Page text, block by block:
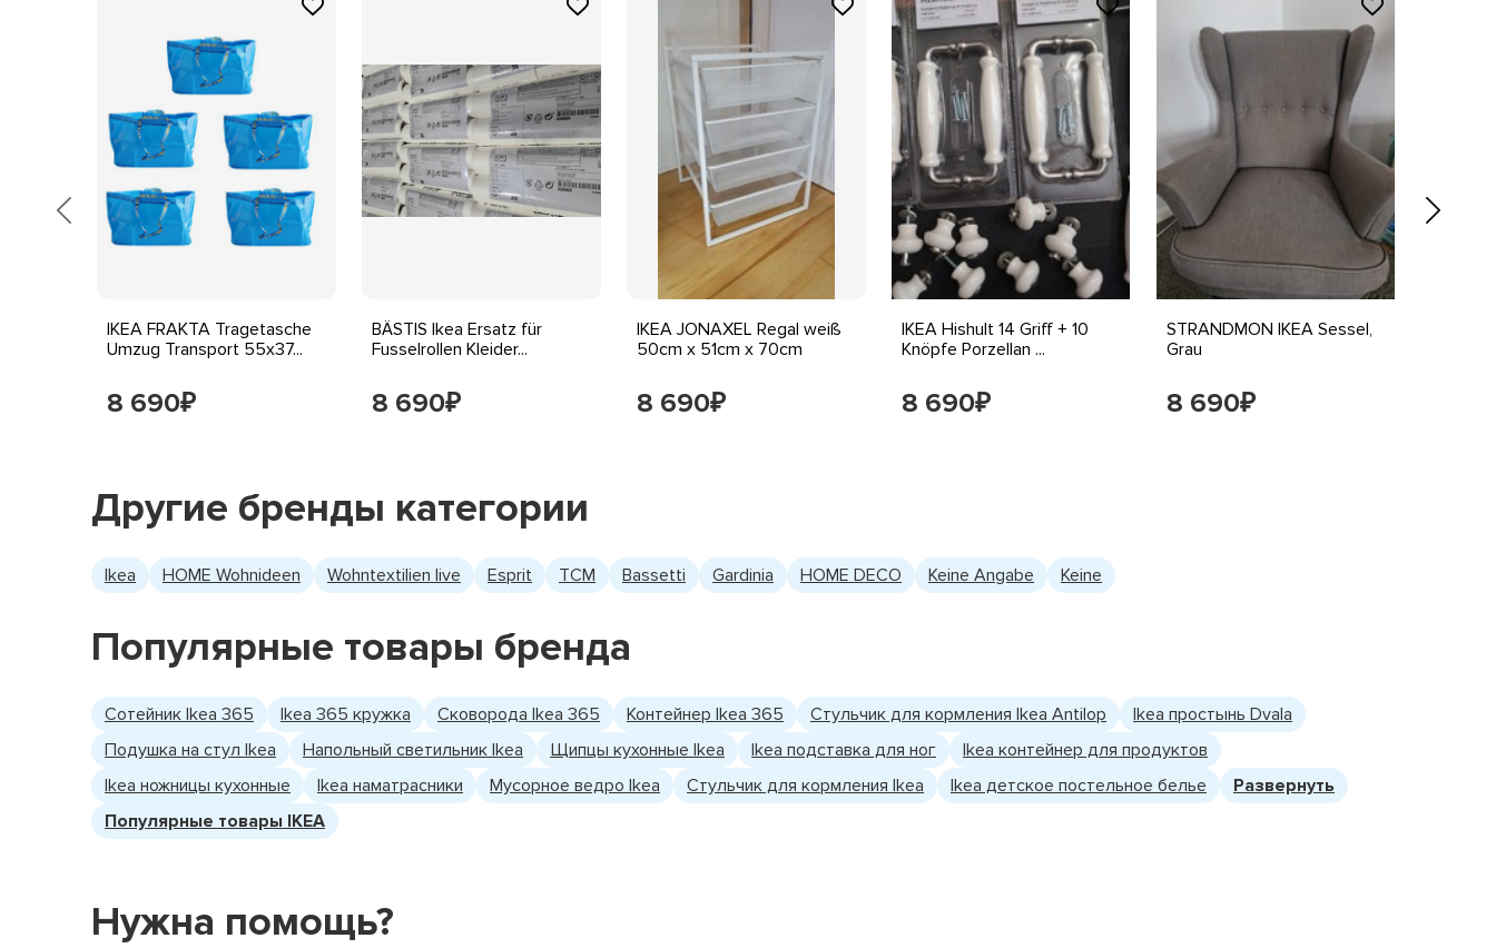
IKEA FRAKTA Tragetasche
Umzug Transport 55x37...
8 690₽
BÄSTIS Ikea Ersatz für
Fusselrollen Kleider...
8 690₽
IKEA JONAXEL Regal weiß
50cm x 51cm x 70cm
8 690₽
IKEA Hishult 14 Griff + 10
Knöpfe Porzellan ...
8 690₽
STRANDMON IKEA Sessel,
Grau
8 690₽
Другие бренды категории
Ikea HOME Wohnideen Wohntextilien live Esprit TCM Bassetti Gardinia HOME DECO Keine Angabe Keine
Популярные товары бренда
Сотейник Ikea 365 Ikea 365 кружка Сковорода Ikea 365 Контейнер Ikea 365 Стульчик для кормления Ikea Antilop
Ikea простынь Dvala
Подушка на стул Ikea
Напольный светильник Ikea Щипцы кухонные Ikea Ikea подставка для ног
Ikea контейнер для продуктов
Ikea ножницы кухонные
Ikea наматрасники Мусорное ведро Ikea Стульчик для кормления Ikea Ikea детское постельное белье
Развернуть
Популярные товары IKEA
Нужна помощь?